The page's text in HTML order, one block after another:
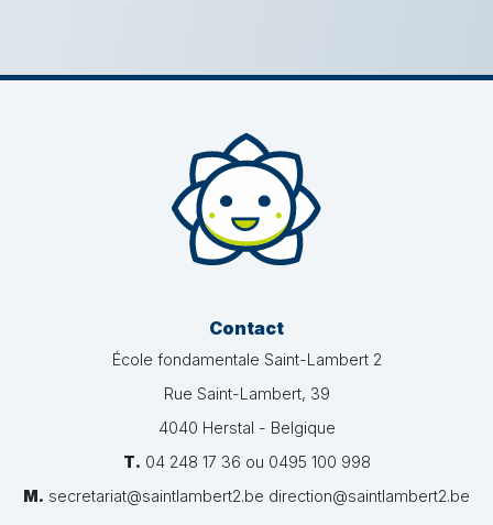
Contact
École fondamentale Saint-Lambert 2
Rue Saint-Lambert, 39
4040 Herstal - Belgique
T. 04 248 17 36 ou 0495 100 998
M. secretariat@saintlambert2.be direction@saintlambert2.be